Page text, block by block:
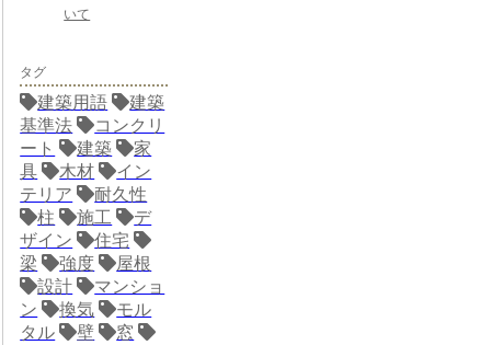
いて
タグ
建築用語
建築
基準法
コンクリ
ート
建築
家
具
木材
イン
テリア
耐久性
柱
施工
デ
ザイン
住宅
梁
強度
屋根
設計
マンショ
ン
換気
モル
タル
壁
窓